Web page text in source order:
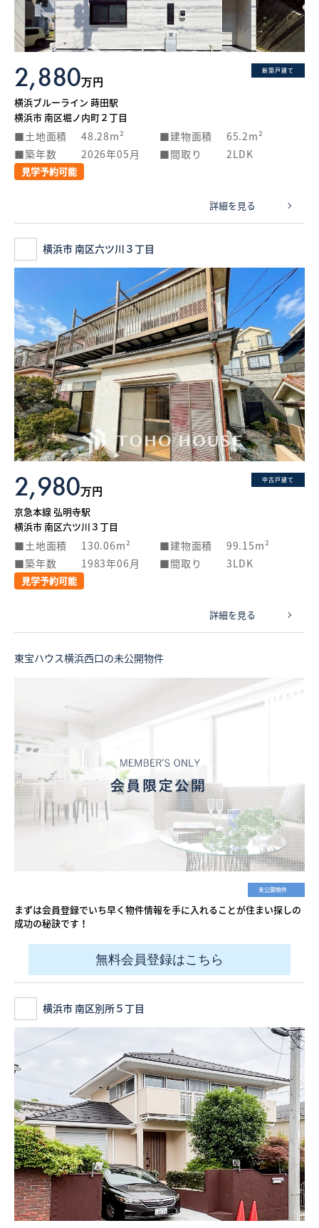
新築戸建て
2,880万円
横浜ブルーライン 蒔田駅
横浜市 南区堀ノ内町２丁目
土地面積 48.28m² 建物面積
65.2m²
築年数
2026年05月 間取り 2LDK
見学予約可能
詳細を見る
横浜市 南区六ツ川３丁目
中古戸建て
2,980万円
京急本線 弘明寺駅
横浜市 南区六ツ川３丁目
土地面積 130.06m² 建物面積
99.15m²
築年数
1983年06月 間取り 3LDK
見学予約可能
詳細を見る
東宝ハウス横浜西口の未公開物件
未公開物件
まずは会員登録でいち早く物件情報を手に入れることが住まい探しの
成功の秘訣です！
無料会員登録はこちら
横浜市 南区別所５丁目